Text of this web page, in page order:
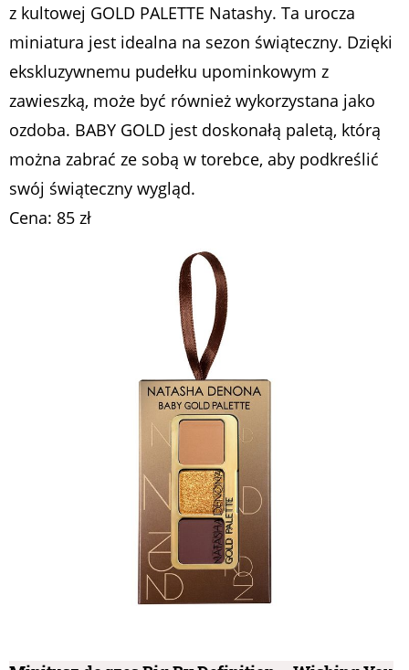
z kultowej GOLD PALETTE Natashy. Ta urocza
miniatura jest idealna na sezon świąteczny. Dzięki
ekskluzywnemu pudełku upominkowym z
zawieszką, może być również wykorzystana jako
ozdoba. BABY GOLD jest doskonałą paletą, którą
można zabrać ze sobą w torebce, aby podkreślić
swój świąteczny wygląd.
Cena: 85 zł